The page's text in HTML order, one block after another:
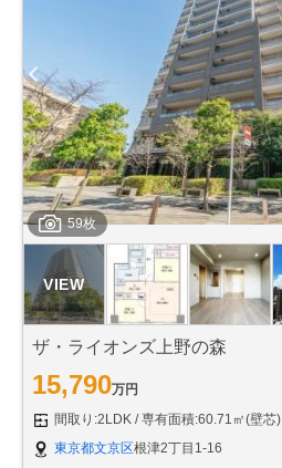
59枚
ザ・ライオンズ上野の森
15,790万円
間取り:2LDK
専有面積:60.71㎡(壁芯)
東京都文京区根津2丁目1-16